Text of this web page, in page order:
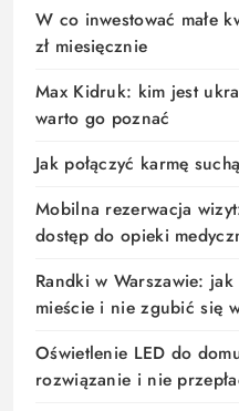
W co inwestować małe
zł miesięcznie
Max Kidruk: kim jest
warto go poznać
Jak połączyć karmę
Mobilna rezerwacja
dostęp do opieki
Randki w Warszawie:
mieście i nie zgubić się
Oświetlenie LED do
rozwiązanie i nie